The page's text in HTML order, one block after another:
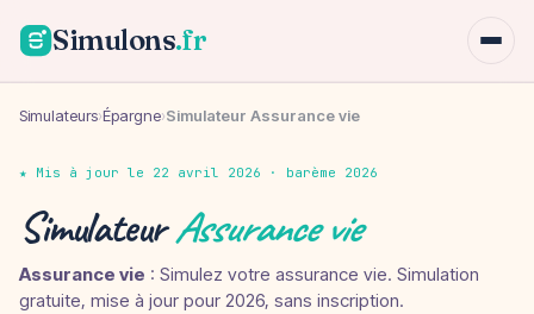
Simulons.fr
Simulateurs›Épargne›Simulateur Assurance vie
★ Mis à jour le 22 avril 2026 · barème 2026
SimulateurAssurance vie
Assurance vie : Simulez votre assurance vie. Simulation
gratuite, mise à jour pour 2026, sans inscription.